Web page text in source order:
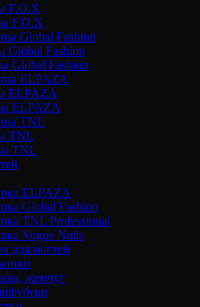
F.O.X
F.O.X
Global Fashion
Global Fashion
Global Fashion
ELPAZA
ELPAZA
ELPAZA
TNL
TNL
TNL
ELPAZA
Global Fashion
TNL Professional
Vogue Nails
для ногтей
жемчуг